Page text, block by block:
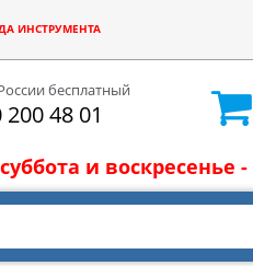
ИНСТРУМЕНТА
бесплатный
200 48 01
и